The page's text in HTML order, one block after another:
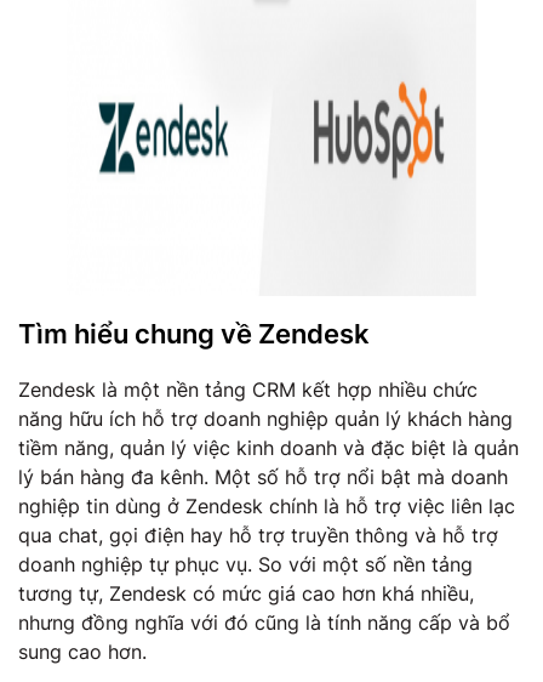
Tìm hiểu chung về Zendesk
Zendesk là một nền tảng CRM kết hợp nhiều chức
năng hữu ích hỗ trợ doanh nghiệp quản lý khách hàng
tiềm năng, quản lý việc kinh doanh và đặc biệt là quản
lý bán hàng đa kênh. Một số hỗ trợ nổi bật mà doanh
nghiệp tin dùng ở Zendesk chính là hỗ trợ việc liên lạc
qua chat, gọi điện hay hỗ trợ truyền thông và hỗ trợ
doanh nghiệp tự phục vụ. So với một số nền tảng
tương tự, Zendesk có mức giá cao hơn khá nhiều,
nhưng đồng nghĩa với đó cũng là tính năng cấp và bổ
sung cao hơn.